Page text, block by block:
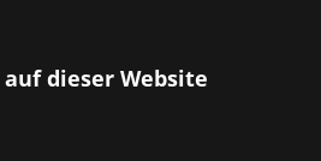
dieser Website